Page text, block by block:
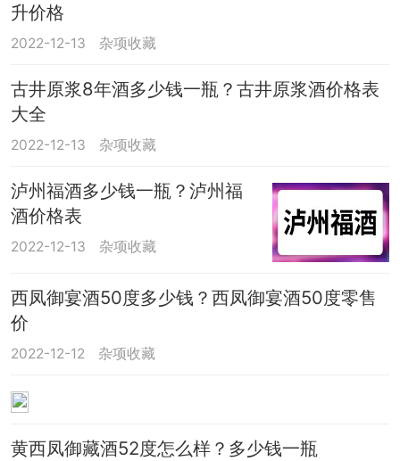
升价格
2022-12-13 杂项收藏
古井原浆8年酒多少钱一瓶？古井原浆酒价格表
大全
2022-12-13 杂项收藏
泸州福酒多少钱一瓶？泸州福
酒价格表
2022-12-13 杂项收藏
西凤御宴酒50度多少钱？西凤御宴酒50度零售
价
2022-12-12 杂项收藏
黄西凤御藏酒52度怎么样？多少钱一瓶